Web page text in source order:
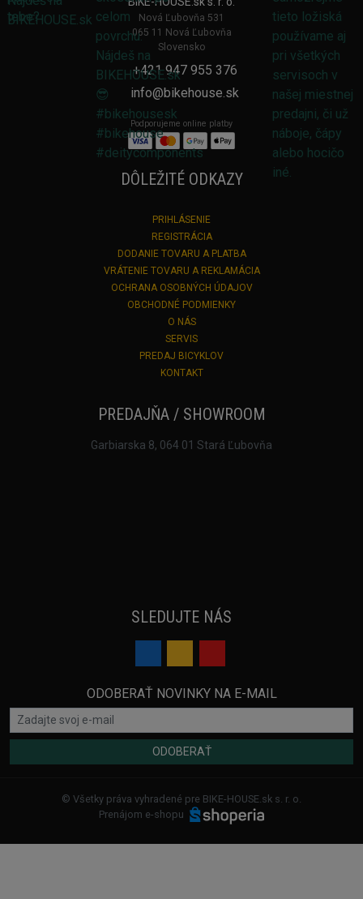
Nová Ľubovňa 531
065 11 Nová Ľubovňa
Slovensko
+421 947 955 376
info@bikehouse.sk
Podporujeme online platby
DÔLEŽITÉ ODKAZY
PRIHLÁSENIE
REGISTRÁCIA
DODANIE TOVARU A PLATBA
VRÁTENIE TOVARU A REKLAMÁCIA
OCHRANA OSOBNÝCH ÚDAJOV
OBCHODNÉ PODMIENKY
O NÁS
SERVIS
PREDAJ BICYKLOV
KONTAKT
PREDAJŇA / SHOWROOM
Garbiarska 8, 064 01 Stará Ľubovňa
SLEDUJTE NÁS
ODOBERAŤ NOVINKY NA E-MAIL
ODOBERAŤ
© Všetky práva vyhradené pre BIKE-HOUSE.sk s. r. o.
Prenájom e-shopu